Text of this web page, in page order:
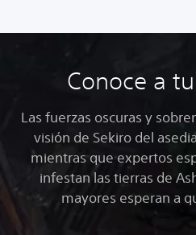
Conoce a
Las fuerzas oscuras y
visión de Sekiro del
mientras que expertos
infestan las tierras de
mayores esperan a